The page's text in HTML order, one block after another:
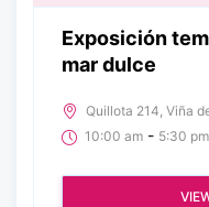
Exposición
mar dulce
Quillota 214, Viña
10:00 am - 5:30 pm